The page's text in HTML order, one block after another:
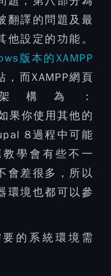
翻譯的問題及最
設定的功能。
版本的XAMPP
而XAMPP網頁
構為：
果你使用其他的
8過程中可能
學會有些不一
會差很多，所以
環境也都可以參
的系統環境需